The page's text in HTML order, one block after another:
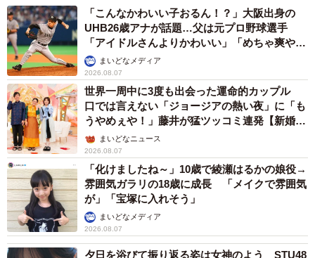
「こんなかわいい子おるん！？」大阪出身の
UHB26歳アナが話題…父は元プロ野球選手
「アイドルさんよりかわいい」「めちゃ爽や
か」まいどなメディア
2026.08.07
世界一周中に3度も出会った運命的カップル
口では言えない「ジョージアの熱い夜」に「も
うやめぇや！」藤井が猛ツッコミ連発【新婚さ
ん】まいどなニュース
2026.08.07
「化けましたね～」10歳で綾瀬はるかの娘役→
雰囲気ガラリの18歳に成長 「メイクで雰囲気
が」「宝塚に入れそう」
まいどなメディア
2026.08.07
夕日を浴びて振り返る姿は女神のよう STU48